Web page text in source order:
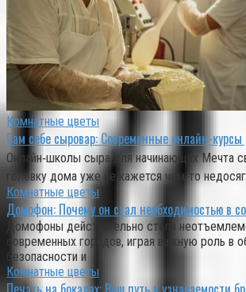
Комнатные цветы
Сам себе сыровар: Современные онлайн-
Онлайн‑школы сыра для начинающих Мечта
головку дома уже не кажется чем‑то
Комнатные цветы
Домофон: Почему он стал необходимостью в
Домофоны действительно стали
современных городов, играя важную роль в
безопасности и
Комнатные цветы